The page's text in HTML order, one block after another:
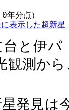
分点）
表示した超新星
と伊パ
観測か
発見は